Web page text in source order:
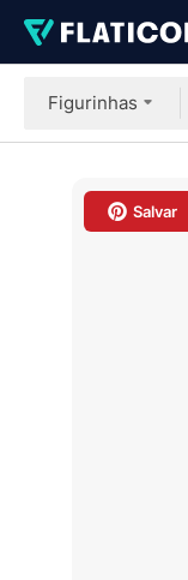
Figurinhas
Salvar